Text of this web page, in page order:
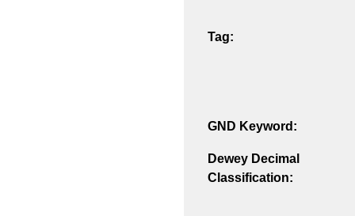
Tag:
GND Keyword:
Dewey Decimal
Classification: